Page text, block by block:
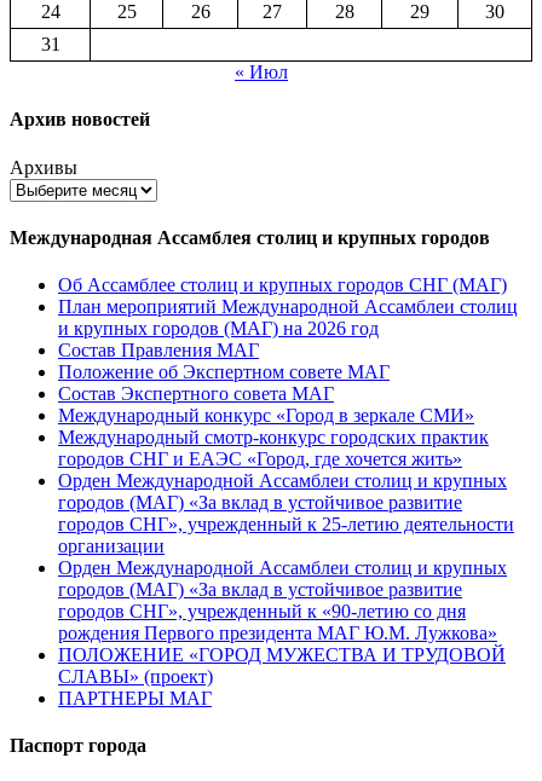
24
25 26 27 28 29
30
31
« Июл
Архив новостей
Архивы
Международная Ассамблея столиц и крупных городов
Об Ассамблее столиц и крупных городов СНГ (МАГ)
План мероприятий Международной Ассамблеи столиц
и крупных городов (МАГ) на 2026 год
Состав Правления МАГ
Положение об Экспертном совете МАГ
Состав Экспертного совета МАГ
Международный конкурс «Город в зеркале СМИ»
Международный смотр-конкурс городских практик
городов СНГ и ЕАЭС «Город, где хочется жить»
Орден Международной Ассамблеи столиц и крупных
городов (МАГ) «За вклад в устойчивое развитие
городов СНГ», учрежденный к 25-летию деятельности
организации
Орден Международной Ассамблеи столиц и крупных
городов (МАГ) «За вклад в устойчивое развитие
городов СНГ», учрежденный к «90-летию со дня
рождения Первого президента МАГ Ю.М. Лужкова»
ПОЛОЖЕНИЕ «ГОРОД МУЖЕСТВА И ТРУДОВОЙ
СЛАВЫ» (проект)
ПАРТНЕРЫ МАГ
Паспорт города